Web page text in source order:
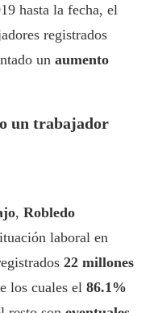
hasta la fecha, el
registrados
un aumento
un trabajador
, Robledo
laboral en
22 millones
los cuales el 86.1%